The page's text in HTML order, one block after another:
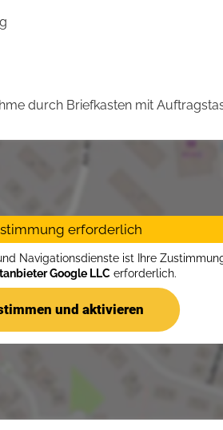
durch Briefkasten mit
erforderlich
Navigationsdienste ist Ihre
Google LLC erforderlich.
und aktivieren